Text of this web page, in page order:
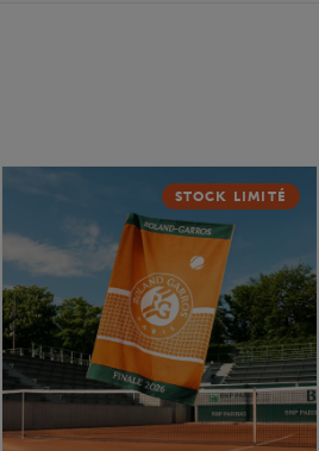
STOCK LIMITÉ